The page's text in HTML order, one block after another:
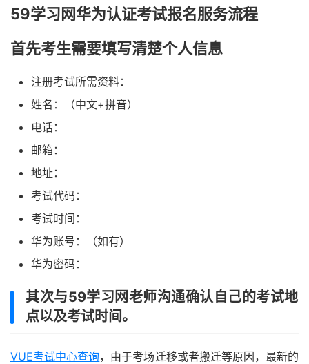
59学习网华为认证考试报名服务流程
首先考生需要填写清楚个人信息
注册考试所需资料：
姓名：（中文+拼音）
电话：
邮箱：
地址：
考试代码：
考试时间：
华为账号：（如有）
华为密码：
其次与59学习网老师沟通确认自己的考试地
点以及考试时间。
VUE考试中心查询，由于考场迁移或者搬迁等原因，最新的